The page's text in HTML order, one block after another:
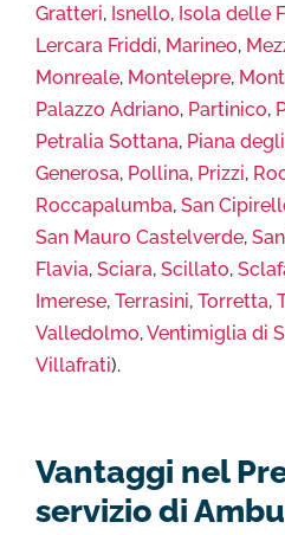
Gratteri, Isnello, Isola delle
Lercara Friddi, Marineo,
Monreale, Montelepre,
Palazzo Adriano, Partinico,
Petralia Sottana, Piana
Generosa, Pollina, Prizzi,
Roccapalumba, San
San Mauro Castelverde,
Flavia, Sciara, Scillato,
Imerese, Terrasini, Torretta,
Valledolmo,Ventimiglia di
Villafrati).
Vantaggi nel
servizio di